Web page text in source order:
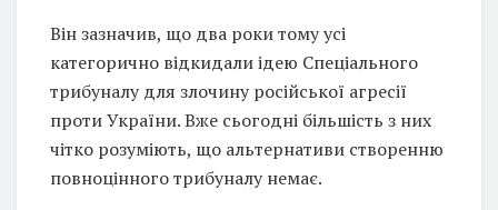
Він зазначив, що два роки тому усі
категорично відкидали ідею Спеціального
трибуналу для злочину російської агресії
проти України. Вже сьогодні більшість з них
чітко розуміють, що альтернативи створенню
повноцінного трибуналу немає.